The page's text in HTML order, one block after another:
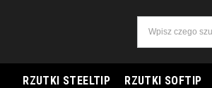
RZUTKI STEELTIP RZUTKI SOFTIP